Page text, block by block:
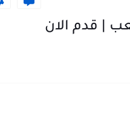
| قدم الان